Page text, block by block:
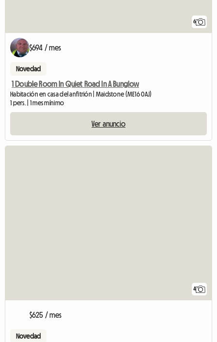
6
$694 / mes
Novedad
1 Double Room In Quiet Road In A Bunglow
Habitación en casa del anfitrión | Maidstone (ME16 0AJ)
1 pers. | 1 mes mínimo
Ver anuncio
4
$625 / mes
Novedad